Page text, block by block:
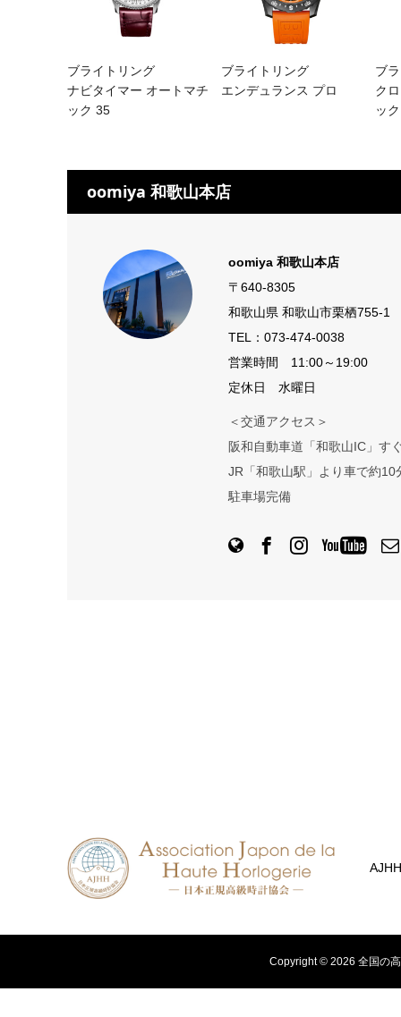
ブライトリング
ナビタイマー オートマチ
ック 35
ブライトリング
エンデュランス プロ
ブ
ク
ッ
oomiya 和歌山本店
oomiya 和歌山本店
〒640-8305
和歌山県 和歌山市栗栖755-1
TEL： 073-474-0038
営業時間 11:00～19:00
定休日 水曜日
＜交通アクセス＞
阪和自動車道「和歌山IC」す
JR「和歌山駅」より車で約10
駐車場完備
Copyright © 2026 全国の